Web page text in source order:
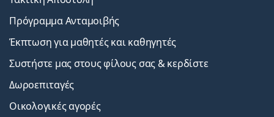
Πρόγραμμα Ανταμοιβής
Έκπτωση για μαθητές και καθηγητές
Συστήστε μας στους φίλους σας & κερδίστε
Δωροεπιταγές
Οικολογικές αγορές